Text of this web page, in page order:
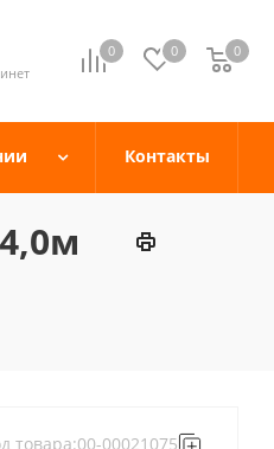
0 0 0
Контакты
товара:00-00021075